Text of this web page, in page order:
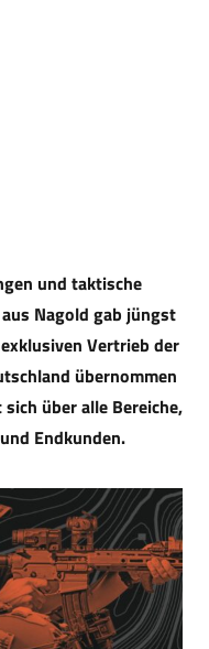
und taktische
Nagold gab jüngst
Vertrieb der
übernommen
über alle Bereiche,
Endkunden.